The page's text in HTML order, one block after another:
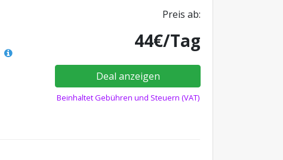
Preis ab:
44€/Tag
Deal anzeigen
Beinhaltet Gebühren und Steuern (VAT)